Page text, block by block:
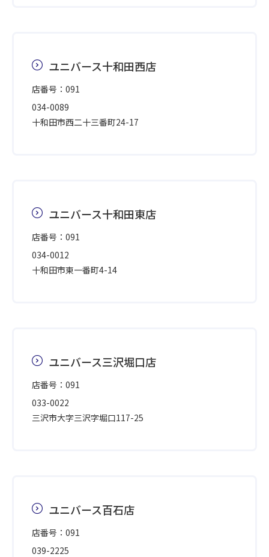
ユニバース十和田西店
店番号：091
034-0089
十和田市西二十三番町24-17
ユニバース十和田東店
店番号：091
034-0012
十和田市東一番町4-14
ユニバース三沢堀口店
店番号：091
033-0022
三沢市大字三沢字堀口117-25
ユニバース百石店
店番号：091
039-2225